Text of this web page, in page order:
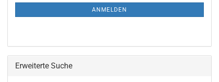
ANMELDEN
Erweiterte Suche